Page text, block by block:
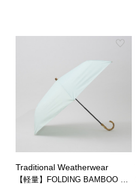
Traditional Weatherwear